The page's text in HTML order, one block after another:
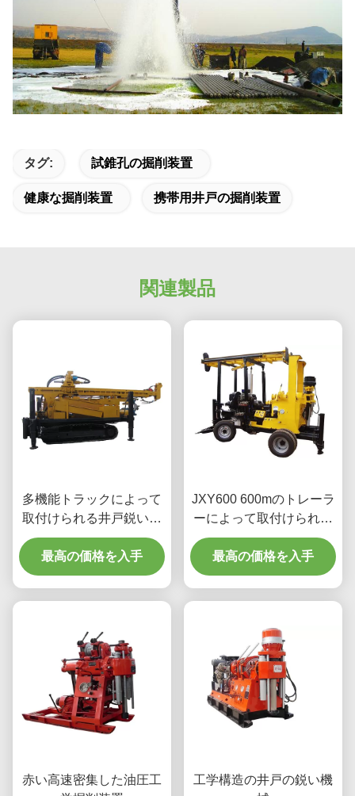
タグ: 試錐孔の掘削装置
健康な掘削装置 携帯用井戸の掘削装置
関連製品
多機能トラックによって
取付けられる井戸鋭い機
械
最高の価格を入手
JXY600 600mのトレーラ
ーによって取付けられる
井戸鋭い機械
最高の価格を入手
赤い高速密集した油圧工
工学構造の井戸の鋭い機